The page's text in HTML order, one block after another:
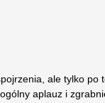
ale tylko po
aplauz i